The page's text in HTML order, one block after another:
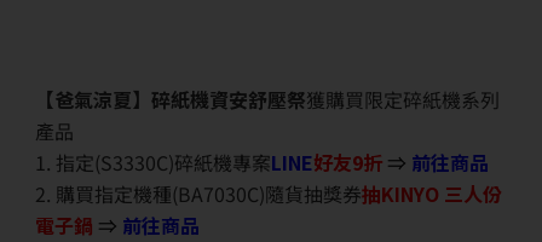
【爸氣涼夏】碎紙機資安舒壓祭獲購買限定碎紙機系列
產品
1. 指定(S3330C)碎紙機專案LINE好友9折 ⇒ 前往商品
2. 購買指定機種(BA7030C)隨貨抽獎券抽KINYO 三人份
電子鍋 ⇒ 前往商品